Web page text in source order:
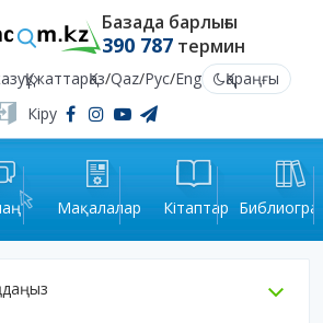
Базада барлығы
390 787термин
ҚұжаттарҚаз/Qaz/Рус/Eng
Қараңғы
Кіру
Мақалалар Кітаптар